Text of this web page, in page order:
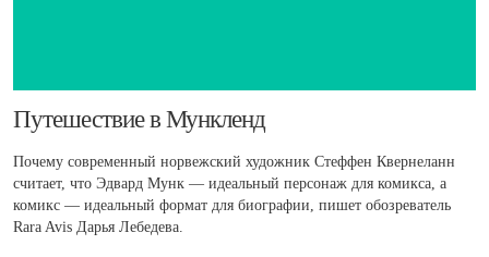
​Путешествие в Мункленд
Почему современный норвежский художник Стеффен Квернеланн
считает, что Эдвард Мунк — идеальный персонаж для комикса, а
комикс — идеальный формат для биографии, пишет обозреватель
Rara Avis Дарья Лебедева.